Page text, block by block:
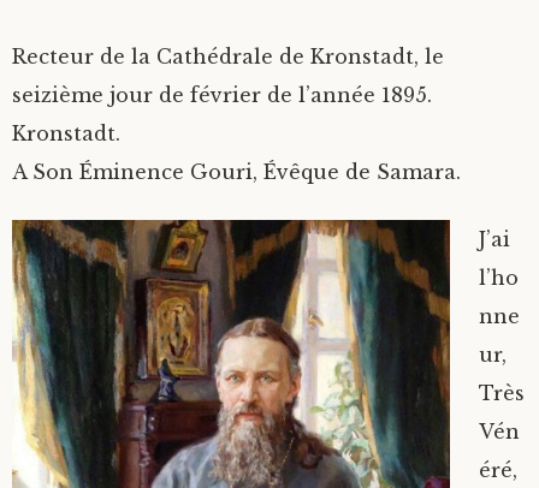
Recteur de la Cathédrale de Kronstadt, le
seizième jour de février de l’année 1895.
Kronstadt.
A Son Éminence Gouri, Évêque de Samara.
J’ai
l’ho
nne
ur,
Très
Vén
éré,